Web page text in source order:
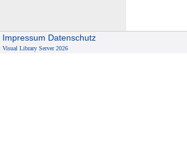
Impressum Datenschutz
Visual Library Server 2026